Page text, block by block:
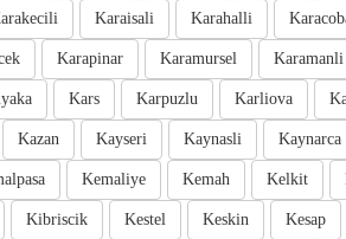
Karahalli
Karaisali
Karamanli
Karamursel
Karapinar
Karliova
Karpuzlu
Kars
Kaynarca
Kaynasli
Kayseri
Kazan
Kelkit
Kemah
Kemaliye
Kesap
Keskin
Kestel
Kibriscik